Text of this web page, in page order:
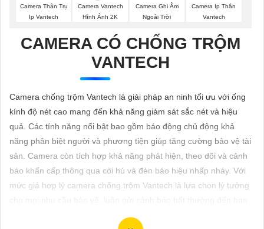
SẢN
PHẨM
LẮP
ĐẶT
PHỤ
KIỆN
Camera Thân Trụ
Ip Vantech
Camera Vantech
Hình Ảnh 2K
Camera Ghi Âm
Ngoài Trời
Camera Ip Thân
Vantech
CAMERA CÓ CHỐNG TRỘM
VANTECH
Camera chống trộm Vantech là giải pháp an ninh tối ưu với ống
kính độ nét cao mang đến khả năng giám sát sắc nét và hiệu
quả. Các tính năng nổi bật bao gồm báo động chủ động khả
năng phân biệt người và phương tiện giúp tăng cường bảo vệ tài
sản. Camera còn tích hợp khả năng phát hiện, theo dõi và cảnh
báo khẩn cấp thông qua còi hú và đèn báo hiệu nhấp nháy. Với
mức giá hợp lý camera chống trộm Vantech là lựa chọn lý tưởng